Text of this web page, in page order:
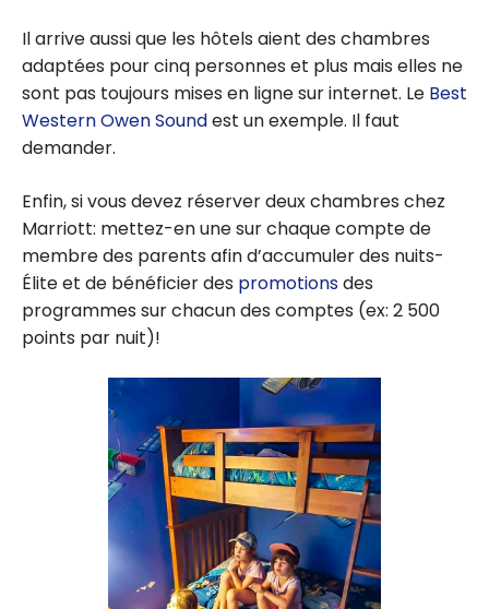
Il arrive aussi que les hôtels aient des chambres
adaptées pour cinq personnes et plus mais elles ne
sont pas toujours mises en ligne sur internet. Le Best
Western Owen Soundest un exemple. Il faut
demander.
Enfin, si vous devez réserver deux chambres chez
Marriott: mettez-en une sur chaque compte de
membre des parents afin d’accumuler des nuits-
Élite et de bénéficier des promotionsdes
programmes sur chacun des comptes (ex: 2 500
points par nuit)!